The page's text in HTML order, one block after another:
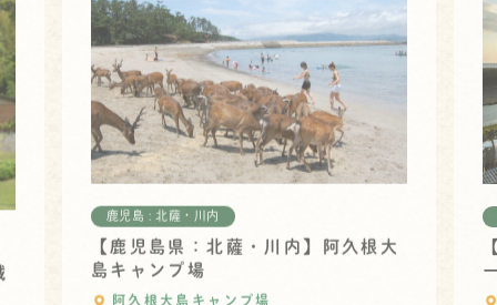
鹿児島 : 北薩・川内
【鹿児島県：北薩・川内】阿久根大
島キャンプ場
阿久根大島キャンプ場